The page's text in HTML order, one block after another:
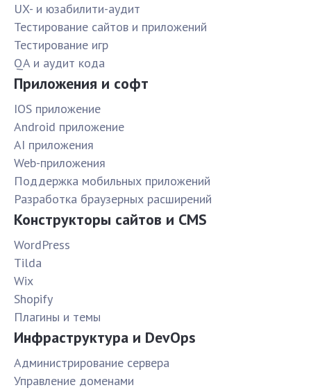
UX- и юзабилити-аудит
Тестирование сайтов и приложений
Тестирование игр
QA и аудит кода
Приложения и софт
IOS приложение
Android приложение
AI приложения
Web-приложения
Поддержка мобильных приложений
Разработка браузерных расширений
Конструкторы сайтов и CMS
WordPress
Tilda
Wix
Shopify
Плагины и темы
Инфраструктура и DevOps
Администрирование сервера
Управление доменами